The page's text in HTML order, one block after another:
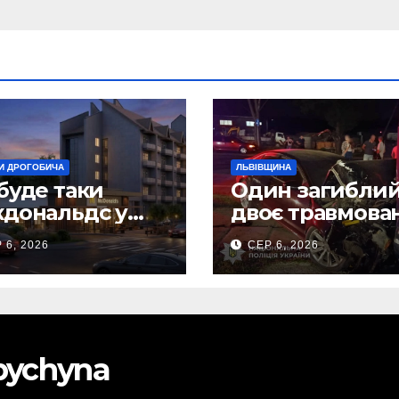
ДРОГОБИЧА
таки
у
(Фото)
6, 2026
ЛЬВІВЩИНА
Один
двоє
внаслідок ДТП
Самбірщині
СЕР 6, 2026